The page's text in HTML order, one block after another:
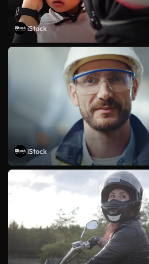
iStock
iStock